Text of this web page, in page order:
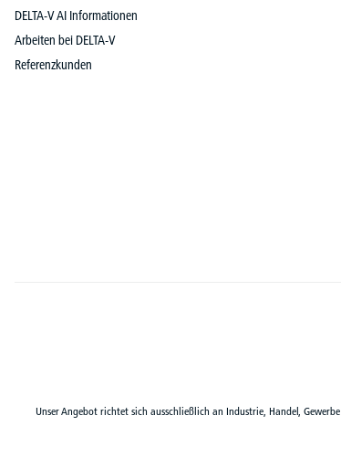
DELTA-V AI Informationen
Arbeiten bei DELTA-V
Referenzkunden
Unser Angebot richtet sich ausschließlich an Industrie, Handel,